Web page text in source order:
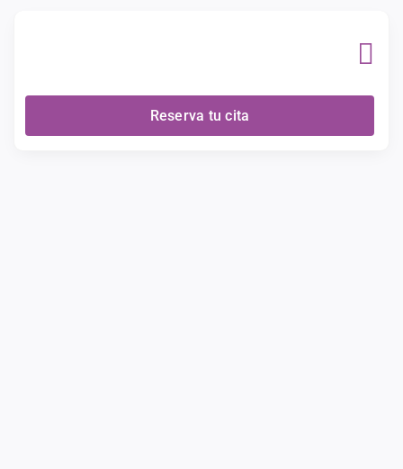
Reserva tu cita